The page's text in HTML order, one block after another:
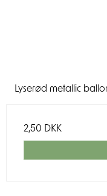
Lyserød metallic
2,50 DKK